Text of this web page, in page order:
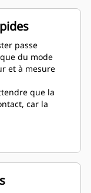
passe
du mode
et à mesure
que la
car la
est
en contact